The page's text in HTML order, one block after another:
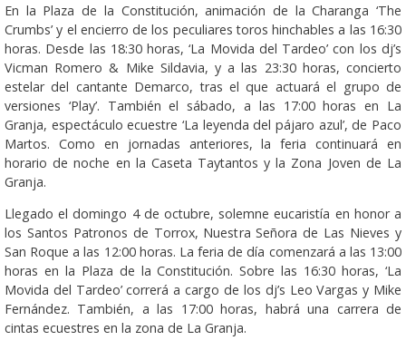
En la Plaza de la Constitución, animación de la Charanga ‘The
Crumbs’ y el encierro de los peculiares toros hinchables a las 16:30
horas. Desde las 18:30 horas, ‘La Movida del Tardeo’ con los dj’s
Vicman Romero & Mike Sildavia, y a las 23:30 horas, concierto
estelar del cantante Demarco, tras el que actuará el grupo de
versiones ‘Play’. También el sábado, a las 17:00 horas en La
Granja, espectáculo ecuestre ‘La leyenda del pájaro azul’, de Paco
Martos. Como en jornadas anteriores, la feria continuará en
horario de noche en la Caseta Taytantos y la Zona Joven de La
Granja.
Llegado el domingo 4 de octubre, solemne eucaristía en honor a
los Santos Patronos de Torrox, Nuestra Señora de Las Nieves y
San Roque a las 12:00 horas. La feria de día comenzará a las 13:00
horas en la Plaza de la Constitución. Sobre las 16:30 horas, ‘La
Movida del Tardeo’ correrá a cargo de los dj’s Leo Vargas y Mike
Fernández. También, a las 17:00 horas, habrá una carrera de
cintas ecuestres en la zona de La Granja.